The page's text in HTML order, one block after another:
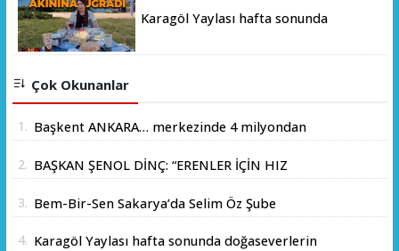
Karagöl Yaylası hafta sonunda
Çok Okunanlar
1. Başkent ANKARA… merkezinde 4 milyondan
2. BAŞKAN ŞENOL DİNÇ: “ERENLER İÇİN HIZ
3. Bem-Bir-Sen Sakarya’da Selim Öz Şube
4. Karagöl Yaylası hafta sonunda doğaseverlerin